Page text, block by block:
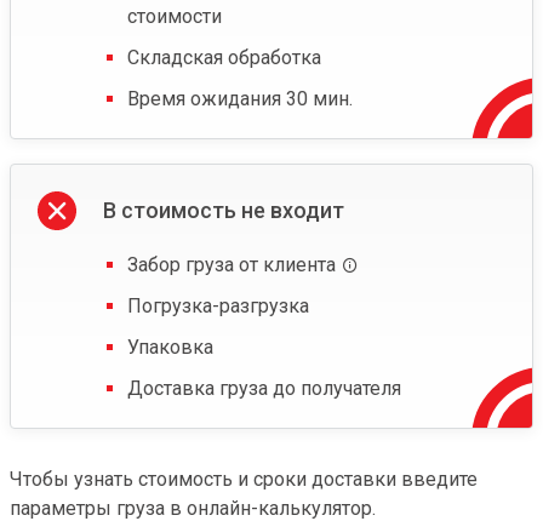
стоимости
Складская обработка
Время ожидания 30 мин.
В стоимость не входит
Забор груза от клиента
Погрузка-разгрузка
Упаковка
Доставка груза до получателя
Чтобы узнать стоимость и сроки доставки введите
параметры груза в онлайн-калькулятор.